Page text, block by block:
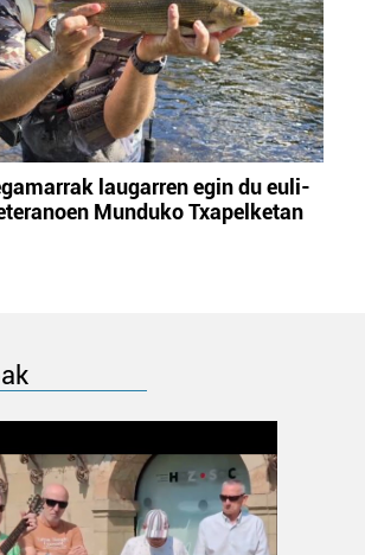
laugarren egin du euli-
Munduko Txapelketan